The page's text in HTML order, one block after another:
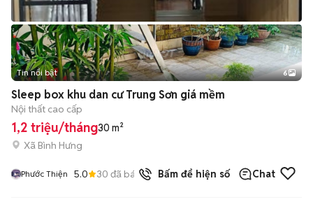
+2
Tin nổi bật 6
Sleep box khu dan cư Trung Sơn giá mềm
Nội thất cao cấp
1,2 triệu/tháng30 m²
Xã Bình Hưng
Phước Thiện 5.0 30 đã bán Bấm để hiện số Chat